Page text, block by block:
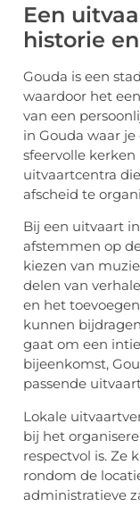
Een
historie
Gouda is een
waardoor het
van een
in Gouda waar
sfeervolle
uitvaartcentra
afscheid te
Bij een uitvaart in
afstemmen op
kiezen van
delen van
en het
kunnen
gaat om een
bijeenkomst,
passende
Lokale
bij het
respectvol is. Ze
rondom de
administratieve